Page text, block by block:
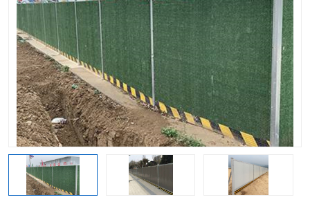
生产加工单板复合围挡 市
政围挡